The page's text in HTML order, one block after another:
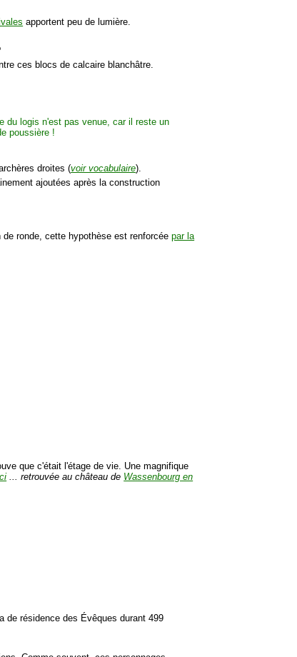
apportent peu de lumière.
ces blocs de calcaire blanchâtre.
droites (voir vocabulaire).
ajoutées après la construction
ronde, cette hypothèse est renforcéepar la
que c'était l'étage de vie. Une magnifique
... retrouvée au château de Wassenbourg en
de résidence des Évêques durant 499